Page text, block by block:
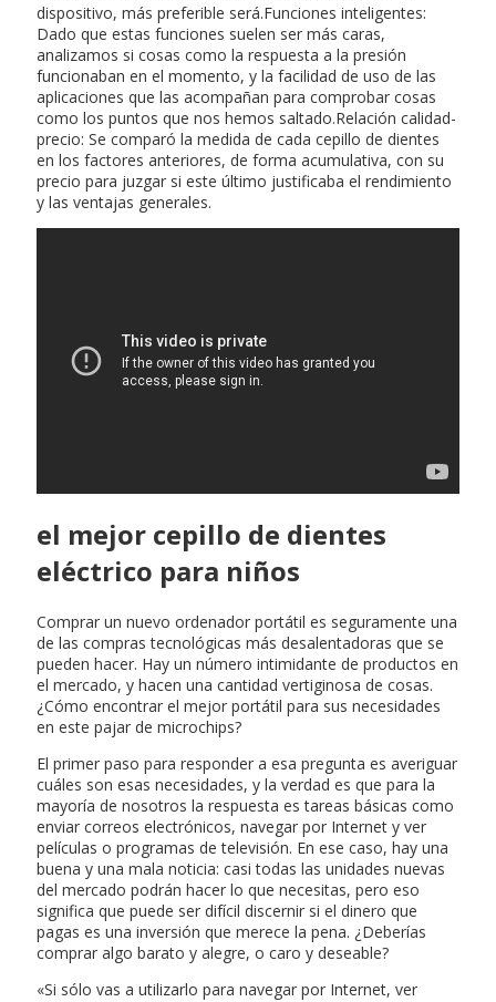
dispositivo, más preferible será.Funciones inteligentes:
Dado que estas funciones suelen ser más caras,
analizamos si cosas como la respuesta a la presión
funcionaban en el momento, y la facilidad de uso de las
aplicaciones que las acompañan para comprobar cosas
como los puntos que nos hemos saltado.Relación calidad-
precio: Se comparó la medida de cada cepillo de dientes
en los factores anteriores, de forma acumulativa, con su
precio para juzgar si este último justificaba el rendimiento
y las ventajas generales.
el mejor cepillo de dientes
eléctrico para niños
Comprar un nuevo ordenador portátil es seguramente una
de las compras tecnológicas más desalentadoras que se
pueden hacer. Hay un número intimidante de productos en
el mercado, y hacen una cantidad vertiginosa de cosas.
¿Cómo encontrar el mejor portátil para sus necesidades
en este pajar de microchips?
El primer paso para responder a esa pregunta es averiguar
cuáles son esas necesidades, y la verdad es que para la
mayoría de nosotros la respuesta es tareas básicas como
enviar correos electrónicos, navegar por Internet y ver
películas o programas de televisión. En ese caso, hay una
buena y una mala noticia: casi todas las unidades nuevas
del mercado podrán hacer lo que necesitas, pero eso
significa que puede ser difícil discernir si el dinero que
pagas es una inversión que merece la pena. ¿Deberías
comprar algo barato y alegre, o caro y deseable?
«Si sólo vas a utilizarlo para navegar por Internet, ver